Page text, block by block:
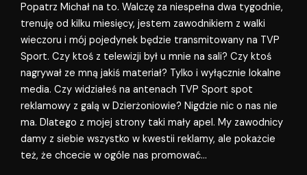
Popatrz Michał na to. Walczę za niespełna dwa tygodnie,
trenuję od kilku miesięcy, jestem zawodnikiem z walki
wieczoru i mój pojedynek będzie transmitowany na TVP
Sport. Czy ktoś z telewizji był u mnie na sali? Czy ktoś
nagrywał ze mną jakiś materiał? Tylko i wyłącznie lokalne
media. Czy widziałeś na antenach TVP Sport spot
reklamowy z galą w Dzierżoniowie? Nigdzie nic o nas nie
ma. Dlatego z mojej strony taki mały apel. My zawodnicy
damy z siebie wszystko w kwestii reklamy, ale pokażcie
też, że chcecie w ogóle nas promować…